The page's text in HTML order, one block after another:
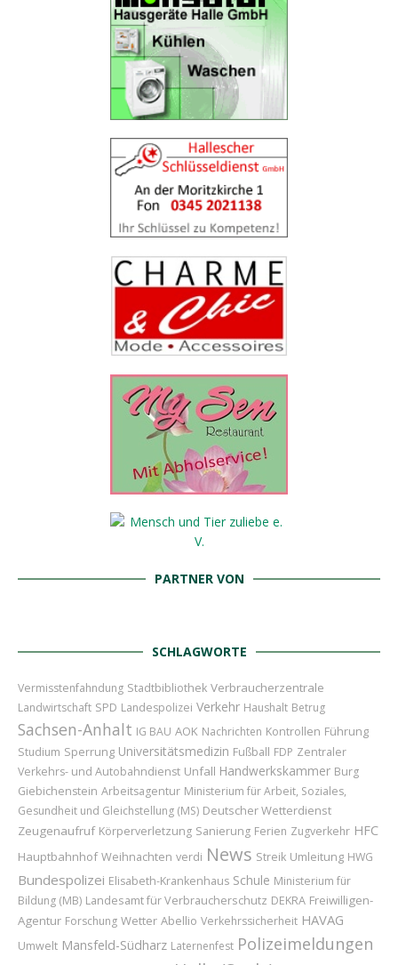
PARTNER VON
SCHLAGWORTE
Vermisstenfahndung Stadtbibliothek Verbraucherzentrale
Landwirtschaft SPD Landespolizei Verkehr Haushalt Betrug
Sachsen-Anhalt IG BAU AOK Nachrichten Kontrollen Führung
Studium Sperrung Universitätsmedizin Fußball FDP Zentraler
Verkehrs- und Autobahndienst Unfall Handwerkskammer Burg
Giebichenstein Arbeitsagentur Ministerium für Arbeit, Soziales,
Gesundheit und Gleichstellung (MS) Deutscher Wetterdienst
Zeugenaufruf Körperverletzung Sanierung Ferien Zugverkehr HFC
Hauptbahnhof Weihnachten verdi News Streik Umleitung HWG
Bundespolizei Elisabeth-Krankenhaus Schule Ministerium für
Bildung (MB) Landesamt für Verbraucherschutz DEKRA Freiwilligen-
Agentur Forschung Wetter Abellio Verkehrssicherheit HAVAG
Umwelt Mansfeld-Südharz Laternenfest Polizeimeldungen